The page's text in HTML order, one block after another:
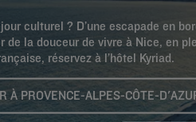
culturel ? D’une escapade en
de la douceur de vivre à Nice, en
réservez à l’hôtel Kyriad.
À PROVENCE-ALPES-CÔTE-